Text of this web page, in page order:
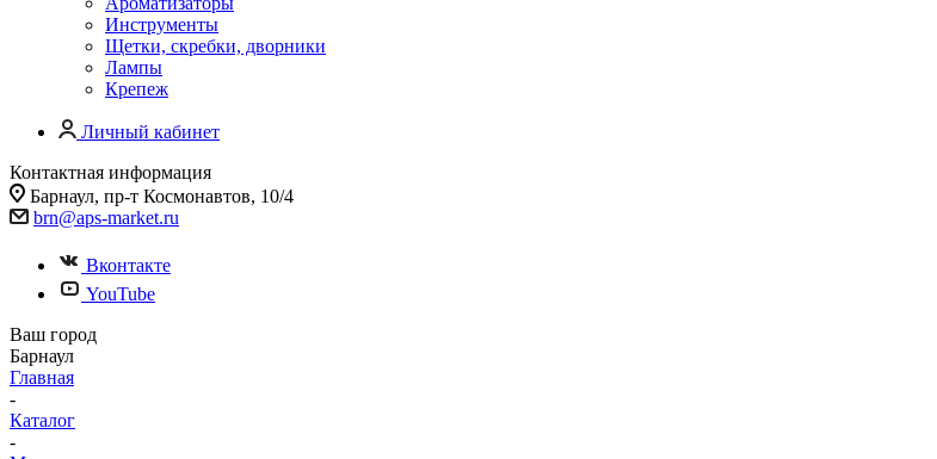
Инструменты
Щетки, скребки, дворники
Лампы
Крепеж
Личный кабинет
Контактная информация
Барнаул, пр-т Космонавтов, 10/4
brn@aps-market.ru
Вконтакте
YouTube
Ваш город
Барнаул
Главная
-
Каталог
-